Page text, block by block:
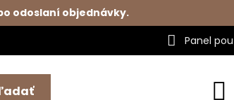
odoslaní objednávky.
Panel